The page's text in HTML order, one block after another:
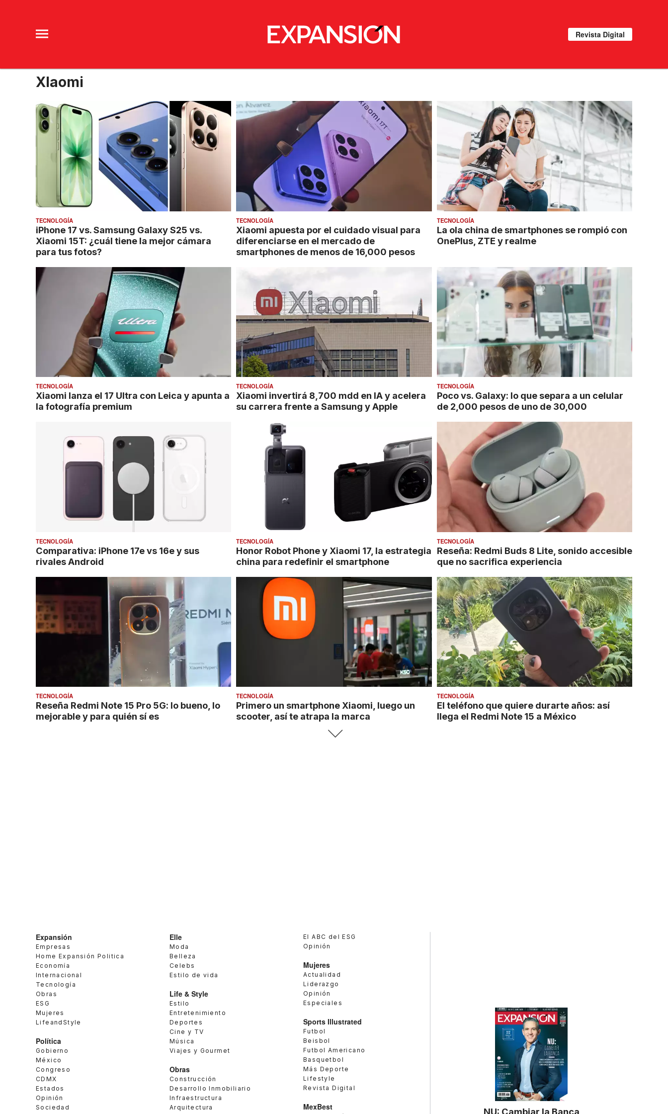
Revista Digital
XIaomi
TECNOLOGÍA
iPhone 17 vs. Samsung Galaxy S25 vs.
Xiaomi 15T: ¿cuál tiene la mejor cámara
para tus fotos?
TECNOLOGÍA
Xiaomi apuesta por el cuidado visual para
diferenciarse en el mercado de
smartphones de menos de 16,000 pesos
TECNOLOGÍA
La ola china de smartphones se rompió con
OnePlus, ZTE y realme
TECNOLOGÍA
Xiaomi lanza el 17 Ultra con Leica y apunta a
la fotografía premium
TECNOLOGÍA
Xiaomi invertirá 8,700 mdd en IA y acelera
su carrera frente a Samsung y Apple
TECNOLOGÍA
Poco vs. Galaxy: lo que separa a un celular
de 2,000 pesos de uno de 30,000
TECNOLOGÍA
Comparativa: iPhone 17e vs 16e y sus
rivales Android
TECNOLOGÍA
Honor Robot Phone y Xiaomi 17, la estrategia
china para redefinir el smartphone
TECNOLOGÍA
Reseña: Redmi Buds 8 Lite, sonido accesible
que no sacrifica experiencia
TECNOLOGÍA
Reseña Redmi Note 15 Pro 5G: lo bueno, lo
mejorable y para quién sí es
TECNOLOGÍA
Primero un smartphone Xiaomi, luego un
scooter, así te atrapa la marca
TECNOLOGÍA
El teléfono que quiere durarte años: así
llega el Redmi Note 15 a México
Expansión
Empresas
Home Expansión Politica
Economía
Internacional
Tecnología
Obras
ESG
Mujeres
LifeandStyle
Política
Gobierno
México
Congreso
CDMX
Estados
Opinión
Sociedad
Elle
Moda
Belleza
Celebs
Estilo de vida
Life & Style
Estilo
Entretenimiento
Deportes
Cine y TV
Música
Viajes y Gourmet
Obras
Construcción
Desarrollo Inmobiliario
Infraestructura
Arquitectura
El ABC del ESG
Opinión
Mujeres
Actualidad
Liderazgo
Opinión
Especiales
Sports Illustrated
Futbol
Beisbol
Futbol Americano
Basquetbol
Más Deporte
Lifestyle
Revista Digital
MexBest NU: Cambiar la Banca